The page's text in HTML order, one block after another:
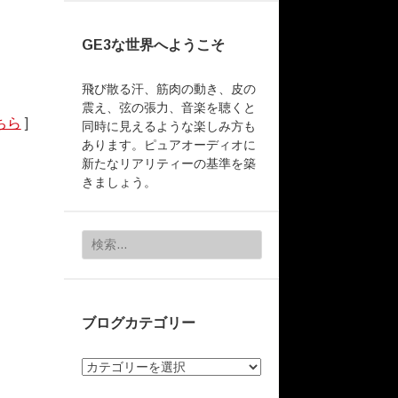
GE3な世界へようこそ
飛び散る汗、筋肉の動き、皮の
震え、弦の張力、音楽を聴くと
同時に見えるような楽しみ方も
あります。ピュアオーディオに
新たなリアリティーの基準を築
きましょう。
索:
ブログカテゴリー
ブ
ら ]